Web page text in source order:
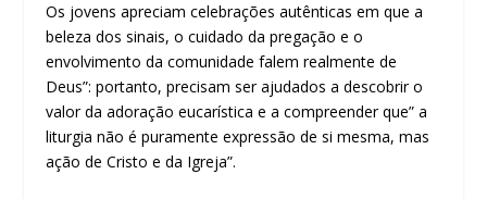
Os jovens apreciam celebrações autênticas em que a
beleza dos sinais, o cuidado da pregação e o
envolvimento da comunidade falem realmente de
Deus”: portanto, precisam ser ajudados a descobrir o
valor da adoração eucarística e a compreender que” a
liturgia não é puramente expressão de si mesma, mas
ação de Cristo e da Igreja”.